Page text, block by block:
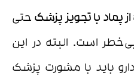
پماد با تجویز پزشکحتی
بی‌خطر است. البته در این
باید با مشورت پزشک